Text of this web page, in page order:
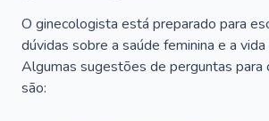
O ginecologista está preparado para
dúvidas sobre a saúde feminina e a
Algumas sugestões de perguntas para
são: